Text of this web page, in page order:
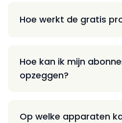
Hoe werkt de gratis
Hoe kan ik mijn
opzeggen?
Op welke apparaten